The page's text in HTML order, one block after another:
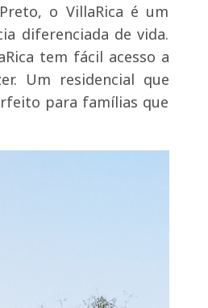
o VillaRica é um
diferenciada de vida.
tem fácil acesso a
Um residencial que
para famílias que